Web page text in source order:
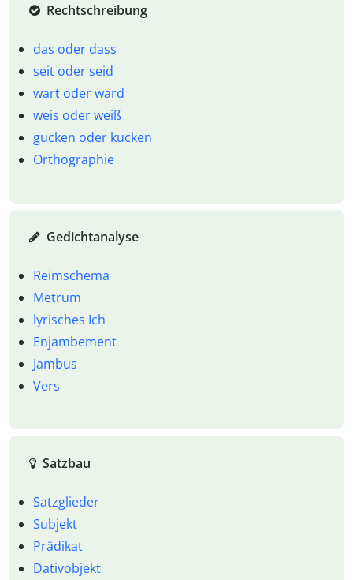
Rechtschreibung
das oder dass
seit oder seid
wart oder ward
weis oder weiß
gucken oder kucken
Orthographie
Gedichtanalyse
Reimschema
Metrum
lyrisches Ich
Enjambement
Jambus
Vers
Satzbau
Satzglieder
Subjekt
Prädikat
Dativobjekt